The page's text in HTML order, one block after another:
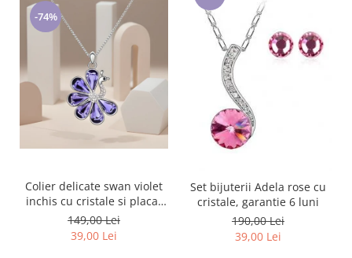
-74%
Colier delicate swan violet
inchis cu cristale si placat
cu aur
149,00 Lei
39,00 Lei
Set bijuterii Adela rose cu
cristale, garantie 6 luni
190,00 Lei
39,00 Lei